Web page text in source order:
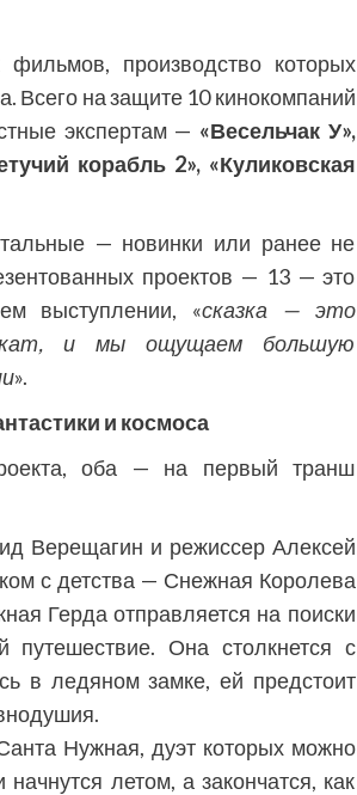
производство которых
Всего на защите 10 кинокомпаний
экспертам — «Весельчак У»,
корабль 2», «Куликовская
— новинки или ранее не
проектов — 13 — это
выступлении, «сказка — это
и мы ощущаем большую
».
и космоса
оба — на первый транш
Верещагин и режиссер Алексей
с детства — Снежная Королева
Герда отправляется на поиски
Она столкнется с
в ледяном замке, ей предстоит
Нужная, дуэт которых можно
летом, а закончатся, как